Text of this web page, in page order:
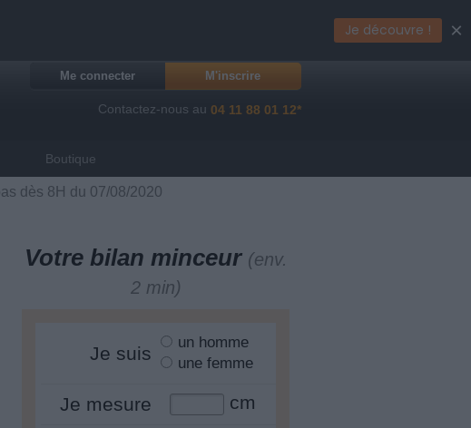
Me connecter M'inscrire
Contactez-nous au 04 11 88 01 12*
Boutique
dès 8H du 07/08/2020
Votre bilan minceur (env.
2 min)
Je suis
un homme
une femme
Je mesure cm
Je découvre ! ×